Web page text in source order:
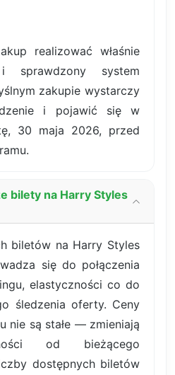
realizować właśnie
sprawdzony system
zakupie wystarczy
i pojawić się w
30 maja 2026, przed
bilety na Harry Styles
biletów na Harry Styles
się do połączenia
elastyczności co do
śledzenia oferty. Ceny
nie są stałe — zmieniają
od bieżącego
dostępnych biletów